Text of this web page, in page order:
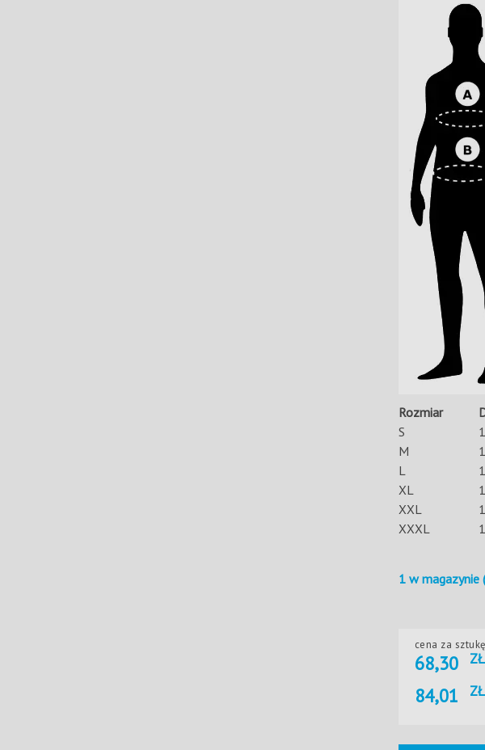
Rozmiar
S
M
L
XL
XXL
XXXL
1 w magazynie
cena za
68,30 ZŁ
84,01 ZŁ